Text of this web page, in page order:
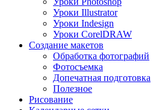
Уроки Illustrator
Уроки Indesign
Уроки CorelDRAW
Создание макетов
Обработка фотографий
Фотосъемка
Допечатная подготовка
Полезное
Рисование